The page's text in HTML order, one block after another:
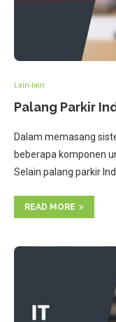
Lain-lain
Palang Parkir
Dalam memasang
beberapa komponen
Selain palang parkir
READ MORE